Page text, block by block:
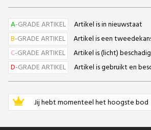
A-GRADE ARTIKEL
Artikel is in nieuwstaat
B-GRADE ARTIKEL
Artikel is een
C-GRADE ARTIKEL
Artikel is (licht)
D-GRADE ARTIKEL Artikel is gebruikt en
Jij hebt momenteel het hoogste bod